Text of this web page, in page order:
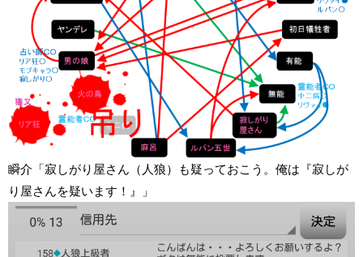
瞬介「寂しがり屋さん（人狼）も疑っておこう。俺は『寂しが
り屋さんを疑います！』」